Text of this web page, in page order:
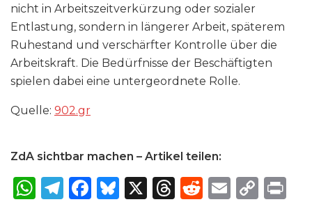
nicht in Arbeitszeitverkürzung oder sozialer
Entlastung, sondern in längerer Arbeit, späterem
Ruhestand und verschärfter Kontrolle über die
Arbeitskraft. Die Bedürfnisse der Beschäftigten
spielen dabei eine untergeordnete Rolle.
Quelle: 902​.gr
ZdA sichtbar machen – Artikel teilen:
W T
F
B X
T
R
E
C